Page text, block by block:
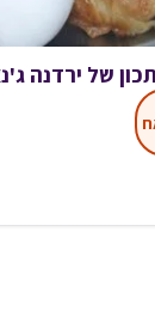
של ירדנה